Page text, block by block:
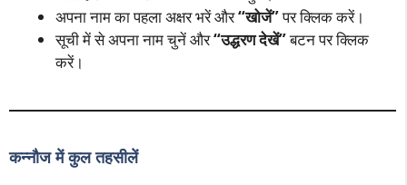
अपना नाम का पहला अक्षर भरें और“खोजें”पर क्लिक करें।
सूची में से अपना नाम चुनें और“उद्धरण देखें”बटन पर क्लिक
करें।
कन्नौज में कुल तहसीलें